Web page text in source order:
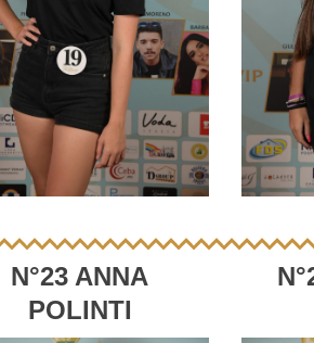
N°23 ANNA
POLINTI